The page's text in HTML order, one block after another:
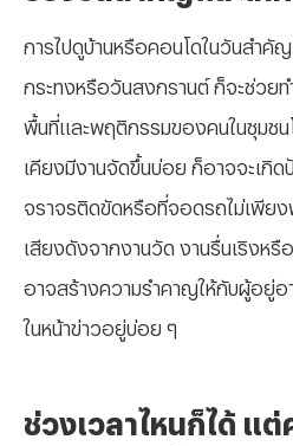
การไปดูบ้านหรือคอนโดในวันสำคั
กระทงหรือวันสงกรานต์ ก็จะช่วย
พื้นที่และพฤติกรรมของคนในชุมชน
เคียงมีงานจัดขึ้นบ่อย ก็อาจจะเกิ
จราจรติดขัดหรือที่จอดรถไม่เพีย
เสียงดังจากงานวัด งานรื่นเริงหรื
อาจสร้างความรำคาญให้กับผู้อยู่อา
ในหน้าข่าวอยู่บ่อย ๆ
ช่วงเวลาไหนก็ได้ แ